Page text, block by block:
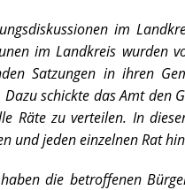
im
im Landkreis wurden
Satzungen in ihren
schickte das Amt den
Räte zu verteilen. In
und jeden einzelnen Rat
die betroffenen